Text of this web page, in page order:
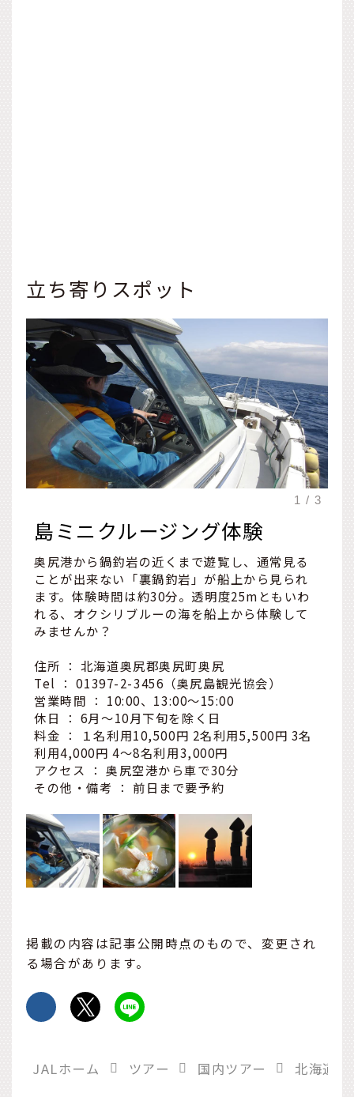
立ち寄りスポット
島ミニクルージング体験
奥尻港から鍋釣岩の近くまで遊覧し、通常見る
ことが出来ない「裏鍋釣岩」が船上から見られ
ます。体験時間は約30分。透明度25mともいわ
れる、オクシリブルーの海を船上から体験して
みませんか？
住所 ： 北海道奥尻郡奥尻町奥尻
Tel ： 01397-2-3456（奥尻島観光協会）
営業時間 ： 10:00、13:00～15:00
休日 ： 6月～10月下旬を除く日
料金 ： １名利用10,500円 2名利用5,500円 3名
利用4,000円 4～8名利用3,000円
アクセス ： 奥尻空港から車で30分
その他・備考 ： 前日まで要予約
掲載の内容は記事公開時点のもので、変更され
る場合があります。
JALホーム ツアー 国内ツアー 北海道